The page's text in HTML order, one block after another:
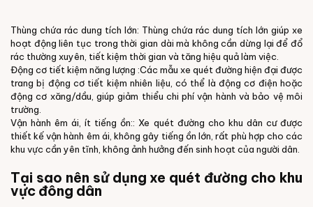
Thùng chứa rác dung tích lớn: Thùng chứa rác dung tích lớn giúp xe
hoạt động liên tục trong thời gian dài mà không cần dừng lại để đổ
rác thường xuyên, tiết kiệm thời gian và tăng hiệu quả làm việc.
Động cơ tiết kiệm năng lượng :Các mẫu xe quét đường hiện đại được
trang bị động cơ tiết kiệm nhiên liệu, có thể là động cơ điện hoặc
động cơ xăng/dầu, giúp giảm thiểu chi phí vận hành và bảo vệ môi
trường.
Vận hành êm ái, ít tiếng ồn:: Xe quét đường cho khu dân cư được
thiết kế vận hành êm ái, không gây tiếng ồn lớn, rất phù hợp cho các
khu vực cần yên tĩnh, không ảnh hưởng đến sinh hoạt của người dân.
Tại sao nên sử dụng xe quét đường cho khu
vực đông dân